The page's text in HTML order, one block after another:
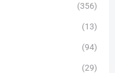
(356)
(13)
(94)
(29)